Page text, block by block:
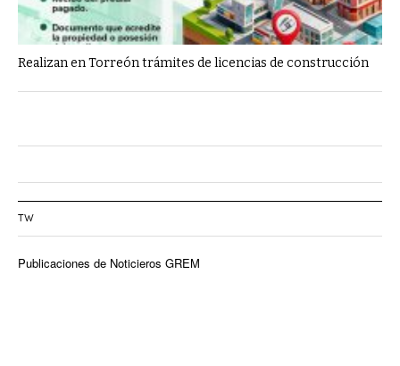
Realizan en Torreón trámites de licencias de construcción
TW
Publicaciones de Noticieros GREM